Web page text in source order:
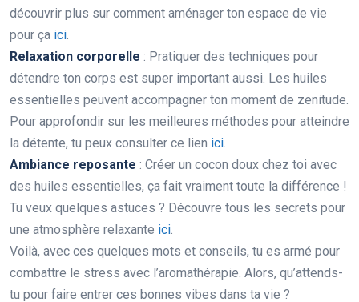
découvrir plus sur comment aménager ton espace de vie
pour ça ici
Relaxation corporelle : Pratiquer des techniques pour
détendre ton corps est super important aussi. Les huiles
essentielles peuvent accompagner ton moment de zenitude.
Pour approfondir sur les meilleures méthodes pour atteindre
la détente, tu peux consulter ce lien ici
Ambiance reposante : Créer un cocon doux chez toi avec
des huiles essentielles, ça fait vraiment toute la différence !
Tu veux quelques astuces ? Découvre tous les secrets pour
une atmosphère relaxante ici
Voilà, avec ces quelques mots et conseils, tu es armé pour
combattre le stress avec l’aromathérapie. Alors, qu’attends-
tu pour faire entrer ces bonnes vibes dans ta vie ?